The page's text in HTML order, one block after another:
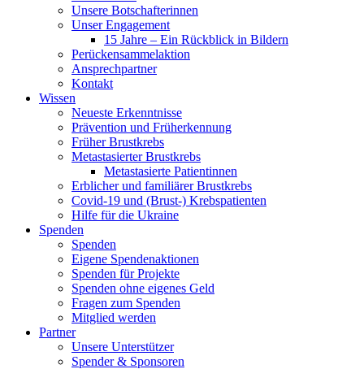
Unsere Botschafterinnen
Unser Engagement
15 Jahre – Ein Rückblick in Bildern
Perückensammelaktion
Ansprechpartner
Kontakt
Wissen
Neueste Erkenntnisse
Prävention und Früherkennung
Früher Brustkrebs
Metastasierter Brustkrebs
Metastasierte Patientinnen
Erblicher und familiärer Brustkrebs
Covid-19 und (Brust-) Krebspatienten
Hilfe für die Ukraine
Spenden
Spenden
Eigene Spendenaktionen
Spenden für Projekte
Spenden ohne eigenes Geld
Fragen zum Spenden
Mitglied werden
Partner
Unsere Unterstützer
Spender & Sponsoren